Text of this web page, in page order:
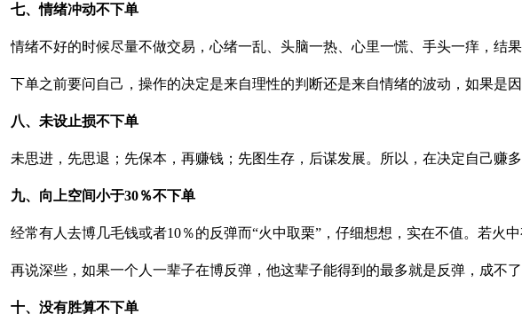
七、情绪冲动不下单
情绪不好的时候尽量不做交易，心绪一乱、头脑一热、心里一慌、手头一痒，结果
下单之前要问自己，操作的决定是来自理性的判断还是来自情绪的波动，如果是
八、未设止损不下单
未思进，先思退；先保本，再赚钱；先图生存，后谋发展。所以，在决定自己赚
九、向上空间小于30％不下单
经常有人去博几毛钱或者10％的反弹而“火中取栗”，仔细想想，实在不值。若火
再说深些，如果一个人一辈子在博反弹，他这辈子能得到的最多就是反弹，成不了
十、没有胜算不下单